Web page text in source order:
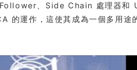
、Side Chain 處理器和
運作，這使其成為一個多用途